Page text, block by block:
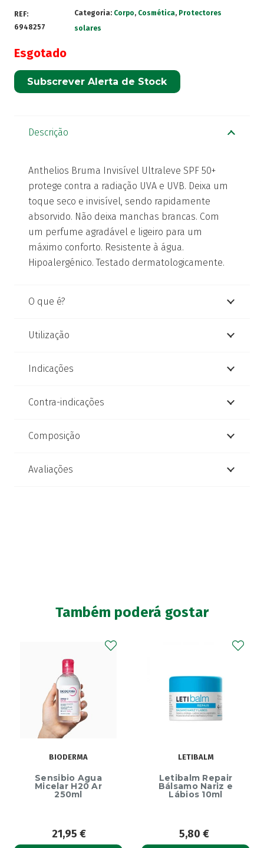
REF:
6948257
Categoria: Corpo, Cosmética, Protectores
solares
Esgotado
Subscrever Alerta de Stock
Descrição
Anthelios Bruma Invisível Ultraleve SPF 50+
protege contra a radiação UVA e UVB. Deixa um
toque seco e invisível, sendo rapidamente
absorvido. Não deixa manchas brancas. Com
um perfume agradável e ligeiro para um
máximo conforto. Resistente à água.
Hipoalergénico. Testado dermatologicamente.
O que é?
Utilização
Indicações
Contra-indicações
Composição
Avaliações
Também poderá gostar
BIODERMA
Sensibio Agua
Micelar H20 Ar
250ml
21,95€
LETIBALM
Letibalm Repair
Bálsamo Nariz e
Lábios 10ml
5,80€